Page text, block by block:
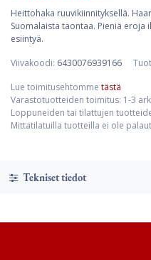
Heittohaka ruuvikiinnityksellä.
Suomalaista taontaa. Pieniä
esiintyä.
Viivakoodi: 6430076939166
Lue toimitusehtomme tästä
Varastotuotteiden toimitus: 1-3
Loppuneiden tai tilattujen
Mittatilatuilla tuotteilla ei ole
Tekniset tiedot